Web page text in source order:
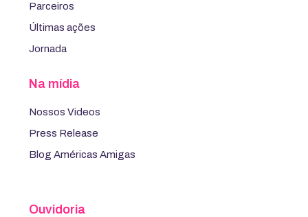
Parceiros
Últimas ações
Jornada
Na mídia
Nossos Videos
Press Release
Blog Américas Amigas
Ouvidoria